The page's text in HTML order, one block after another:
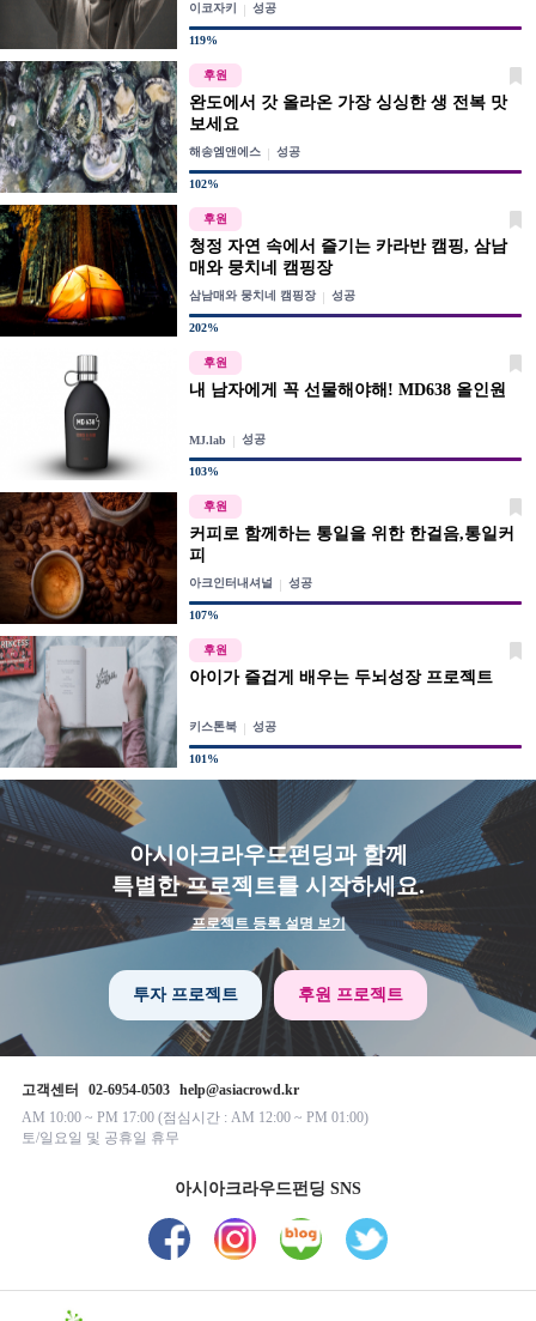
이코자키 성공
119%
후원
완도에서 갓 올라온 가장 싱싱한 생 전복 맛
보세요
해송엠앤에스 성공
102%
후원
청정 자연 속에서 즐기는 카라반 캠핑, 삼남
매와 뭉치네 캠핑장
삼남매와 뭉치네 캠핑장 성공
202%
후원
내 남자에게 꼭 선물해야해! MD638 올인원
MJ.lab 성공
103%
후원
커피로 함께하는 통일을 위한 한걸음,통일커
피
아크인터내셔널 성공
107%
후원
아이가 즐겁게 배우는 두뇌성장 프로젝트
키스톤북 성공
101%
아시아크라우드펀딩과 함께
특별한 프로젝트를 시작하세요.
프로젝트 등록 설명 보기
투자 프로젝트 후원 프로젝트
고객센터 02-6954-0503 help@asiacrowd.kr
AM 10:00 ~ PM 17:00 (점심시간 : AM 12:00 ~ PM 01:00)
토/일요일 및 공휴일 휴무
아시아크라우드펀딩 SNS